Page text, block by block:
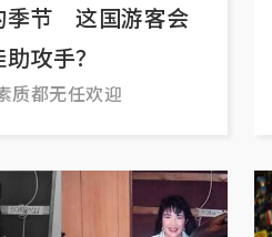
节 这国游客会
攻手？
质都无任欢迎